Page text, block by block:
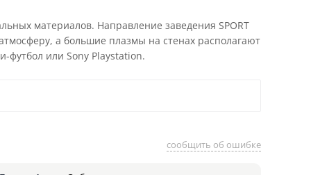
материалов. Направление заведения SPORT
а большие плазмы на стенах располагают
футбол или Sony Playstation.
сообщить об ошибке